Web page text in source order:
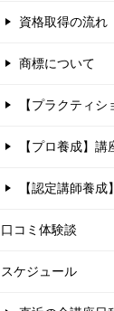
資格取得の流れ
商標について
【プラクティ
【プロ養成】講
【認定講師養成
口コミ体験談
スケジュール